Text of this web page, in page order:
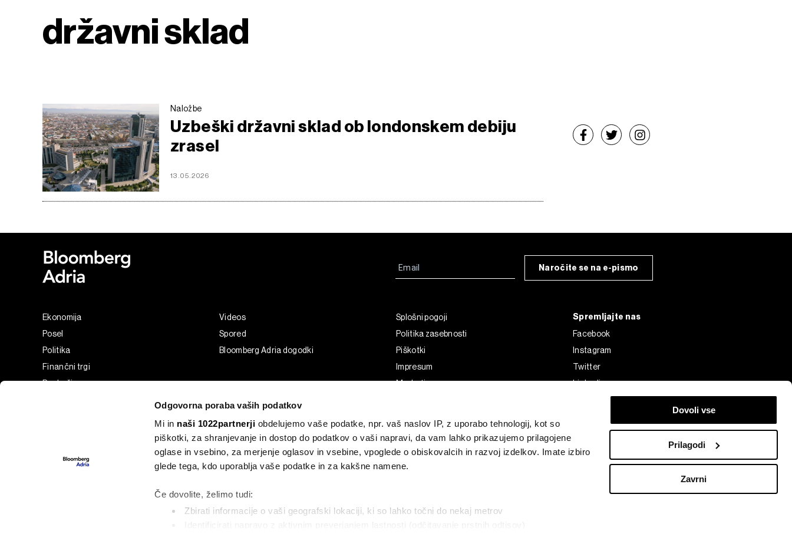
Odgovorna poraba vaših podatkov
Mi in naši 1022partnerji obdelujemo vaše podatke, npr. vaš naslov IP, z uporabo tehnologij, kot so
piškotki, za shranjevanje in dostop do podatkov o vaši napravi, da vam lahko prikazujemo prilagojene
oglase in vsebino, za merjenje oglasov in vsebine, vpoglede o obiskovalcih in razvoj izdelkov. Imate izbiro
glede tega, kdo uporablja vaše podatke in za kakšne namene.
Če dovolite, želimo tudi:
Zbirati informacije o vaši geografski lokaciji, ki so lahko točni do nekaj metrov
Dovoli vse
Prilagodi
Zavrni
državni sklad
Naložbe
Uzbeški državni sklad ob londonskem debiju
zrasel
13.05.2026
Naročite se na e-pismo
Ekonomija
Posel
Politika
Finančni trgi
Razkošje
Adria Insight
Videos
Spored
Bloomberg Adria dogodki
Splošni pogoji
Politika zasebnosti
Piškotki
Impresum
Marketing
Spremljajte nas
Facebook
Instagram
Twitter
Linkedin